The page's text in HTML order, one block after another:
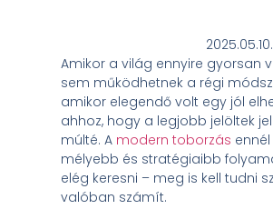
2025.05.10.
Amikor a világ ennyire gyorsan
sem működhetnek a régi
amikor elegendő volt egy jól
ahhoz, hogy a legjobb jelöltek
múlté. A modern toborzás
mélyebb és stratégiaibb
elég keresni – meg is kell tudni
valóban számít.